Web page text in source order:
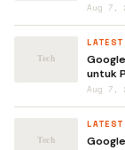
Aug 7,
LATEST
untuk
Aug 7,
LATEST